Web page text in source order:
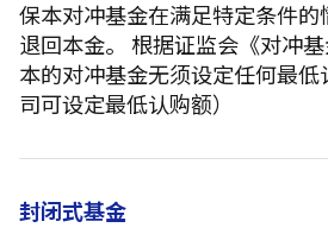
保本对冲基金在满足特定条件
退回本金。 根据证监会《对冲
本的对冲基金无须设定任何最
司可设定最低认购额）
封闭式基金